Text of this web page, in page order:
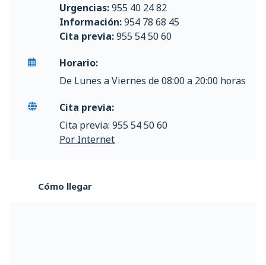
Urgencias:955 40 24 82
Información:954 78 68 45
Cita previa:955 54 50 60
Horario:
De Lunes a Viernes de 08:00 a 20:00 horas
Cita previa:
Cita previa: 955 54 50 60
Por Internet
Cómo llegar